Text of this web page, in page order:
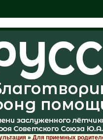
» Для приемных